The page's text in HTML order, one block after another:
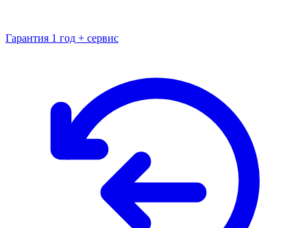
Гарантия 1 год + сервис